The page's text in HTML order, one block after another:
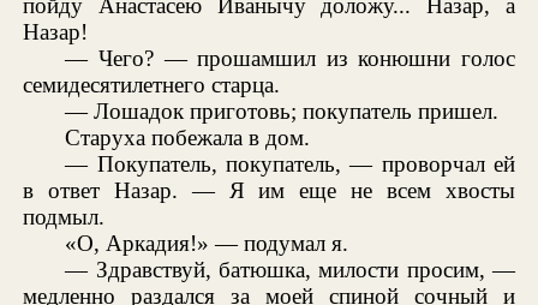
пойду Анастасею Иванычу доложу... Назар, а
Назар!
— Чего? — прошамшил из конюшни голос
семидесятилетнего старца.
— Лошадок приготовь; покупатель пришел.
Старуха побежала в дом.
— Покупатель, покупатель, — проворчал ей
в ответ Назар. — Я им еще не всем хвосты
подмыл.
«О, Аркадия!» — подумал я.
— Здравствуй, батюшка, милости просим, —
медленно раздался за моей спиной сочный и